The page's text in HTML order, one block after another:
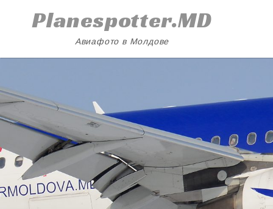
Planespotter.MD
Авиафото в Молдове